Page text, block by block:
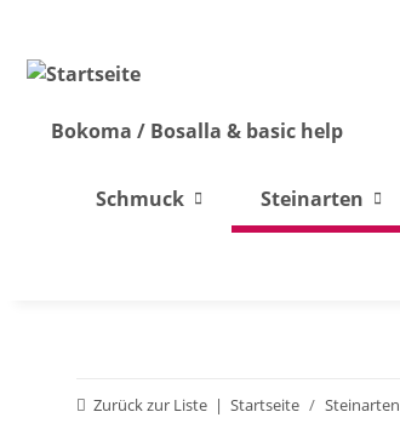
Bokoma / Bosalla & basic help
Schmuck Steinarten
Zurück zur Liste Startseite Steinarten